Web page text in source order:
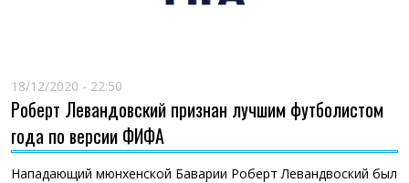
18/12/2020 - 22:50
Роберт Левандовский признан лучшим футболистом
года по версии ФИФА
Нападающий мюнхенской Баварии Роберт Левандвоский был